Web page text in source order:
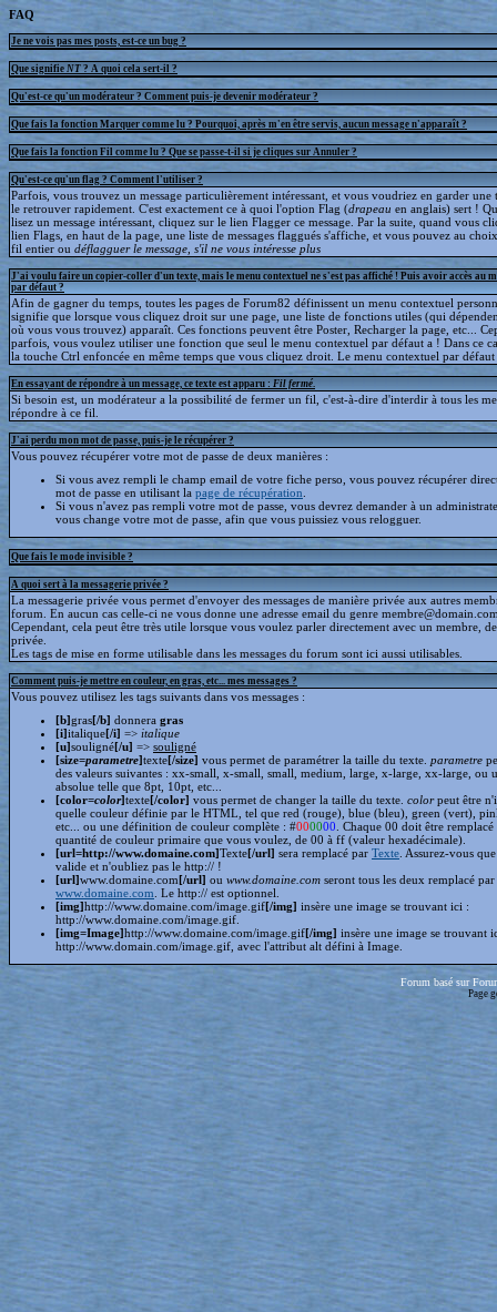
FAQ
Je ne vois pas mes posts, est-ce un bug ?
Que signifie NT ? A quoi cela sert-il ?
Qu'est-ce qu'un modérateur ? Comment puis-je devenir modérateur ?
Que fais la fonction Marquer comme lu ? Pourquoi, après m'en être servis, aucun message n'apparaît ?
Que fais la fonction Fil comme lu ? Que se passe-t-il si je cliques sur Annuler ?
Qu'est-ce qu'un flag ? Comment l'utiliser ?
Parfois, vous trouvez un message particulièrement intéressant, et vous voudriez en garder une
le retrouver rapidement. C'est exactement ce à quoi l'option Flag (drapeau en anglais) sert !
lisez un message intéressant, cliquez sur le lien Flagger ce message. Par la suite, quand vous
lien Flags, en haut de la page, une liste de messages flaggués s'affiche, et vous pouvez au
fil entier ou déflagguerle message, s'il ne vous intéresse plus
J'ai voulu faire un copier-coller d'un texte, mais le menu contextuel ne s'est pas affiché ! Puis avoir accès au
par défaut ?
Afin de gagner du temps, toutes les pages de Forum82 définissent un menu contextuel
signifie que lorsque vous cliquez droit sur une page, une liste de fonctions utiles (qui
où vous vous trouvez) apparaît. Ces fonctions peuvent être Poster, Recharger la page, etc...
parfois, vous voulez utiliser une fonction que seul le menu contextuel par défaut a ! Dans ce
la touche Ctrl enfoncée en même temps que vous cliquez droit. Le menu contextuel par
En essayant de répondre à un message, ce texte est apparu : Fil fermé
Si besoin est, un modérateur a la possibilité de fermer un fil, c'est-à-dire d'interdir à tous les
répondre à ce fil.
J'ai perdu mon mot de passe, puis-je le récupérer ?
Vous pouvez récupérer votre mot de passe de deux manières :
Si vous avez rempli le champ email de votre fiche perso, vous pouvez récupérer
mot de passe en utilisant la page de récupération
Si vous n'avez pas rempli votre mot de passe, vous devrez demander à un
vous change votre mot de passe, afin que vous puissiez vous relogguer.
Que fais le mode invisible ?
A quoi sert à la messagerie privée ?
La messagerie privée vous permet d'envoyer des messages de manière privée aux autres
forum. En aucun cas celle-ci ne vous donne une adresse email du genre
Cependant, cela peut être très utile lorsque vous voulez parler directement avec un membre,
privée.
Les tags de mise en forme utilisable dans les messages du forum sont ici aussi utilisables.
Comment puis-je mettre en couleur, en gras, etc... mes messages ?
Vous pouvez utilisez les tags suivants dans vos messages :
[b]gras[/b] donnera gras
[i]italique[/i] => italique
[u]souligné[/u] => souligné
[size=parametre]texte[/size] vous permet de paramétrer la taille du texte. parametre
des valeurs suivantes : xx-small, x-small, small, medium, large, x-large, xx-large, ou
absolue telle que 8pt, 10pt, etc...
[color=color]texte[/color] vous permet de changer la taille du texte. colorpeut être
quelle couleur définie par le HTML, tel que red (rouge), blue (bleu), green (vert),
etc... ou une définition de couleur complète : #000000 . Chaque 00 doit être
quantité de couleur primaire que vous voulez, de 00 à ff (valeur hexadécimale).
[url=http://www.domaine.com]Texte[/url] sera remplacé par Texte . Assurez-vous
valide et n'oubliez pas le http:// !
[url]www.domaine.com[/url] ou www.domaine.com seront tous les deux remplacé par
www.domaine.com . Le http:// est optionnel.
[img]http://www.domaine.com/image.gif[/img] insère une image se trouvant ici :
http://www.domaine.com/image.gif.
[img=Image]http://www.domaine.com/image.gif[/img] insère une image se trouvant
http://www.domain.com/image.gif, avec l'attribut alt défini à Image.
Forum basé sur
Page